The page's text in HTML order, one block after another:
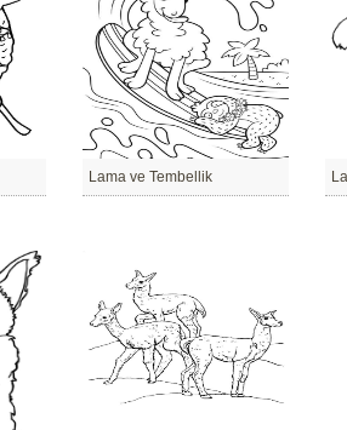
Lama ve Tembellik